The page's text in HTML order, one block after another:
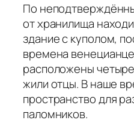
По
от хранилища
здание с куполом,
времена
расположены
жили отцы. В наше
пространство для
паломников.